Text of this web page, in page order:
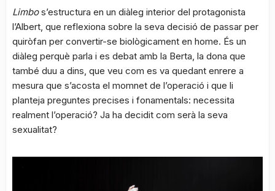
Limbos’estructura en un diàleg interior del protagonista
l’Albert, que reflexiona sobre la seva decisió de passar per
quiròfan per convertir-se biològicament en home. És un
diàleg perquè parla i es debat amb la Berta, la dona que
també duu a dins, que veu com es va quedant enrere a
mesura que s’acosta el momnet de l’operació i que li
planteja preguntes precises i fonamentals: necessita
realment l’operació? Ja ha decidit com serà la seva
sexualitat?